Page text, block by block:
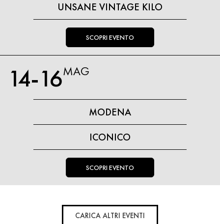
UNSANE VINTAGE KILO
SCOPRI EVENTO
14-16MAG
MODENA
ICONICO
SCOPRI EVENTO
CARICA ALTRI EVENTI